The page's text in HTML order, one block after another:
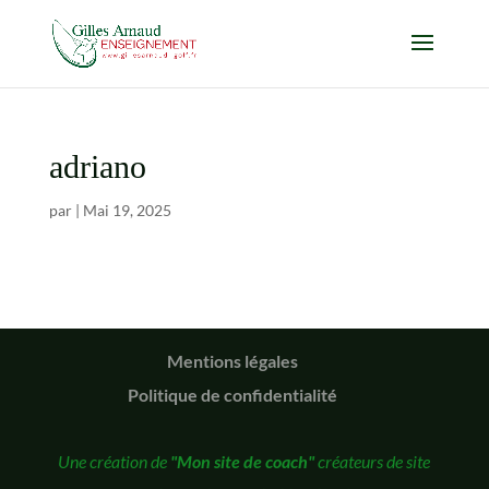
adriano
par | Mai 19, 2025
Mentions légales
Politique de confidentialité
Une création de "Mon site de coach"créateurs de site